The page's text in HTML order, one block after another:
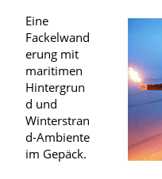
Eine
Fackelwand
erung mit
maritimen
Hintergrun
d und
Winterstran
d-Ambiente
im Gepäck.